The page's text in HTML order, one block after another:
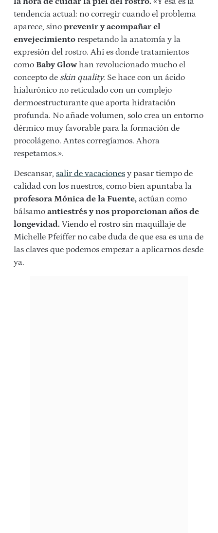
tendencia actual: no corregir cuando el problema
aparece, sino prevenir y acompañar el
envejecimiento respetando la anatomía y la
expresión del rostro. Ahí es donde tratamientos
como Baby Glow han revolucionado mucho el
concepto de skin quality. Se hace con un ácido
hialurónico no reticulado con un complejo
dermoestructurante que aporta hidratación
profunda. No añade volumen, solo crea un entorno
dérmico muy favorable para la formación de
procolágeno. Antes corregíamos. Ahora
respetamos.».
Descansar, salir de vacaciones y pasar tiempo de
calidad con los nuestros, como bien apuntaba la
profesora Mónica de la Fuente, actúan como
bálsamo antiestrés y nos proporcionan años de
longevidad. Viendo el rostro sin maquillaje de
Michelle Pfeiffer no cabe duda de que esa es una de
las claves que podemos empezar a aplicarnos desde
ya.